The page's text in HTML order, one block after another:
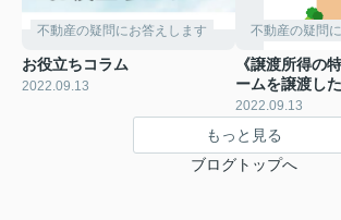
不動産の疑問にお答えします
お役立ちコラム
2022.09.13
不動産の疑問
《譲渡所得の
ームを譲渡し
2022.09.13
もっと見る
ブログトップへ